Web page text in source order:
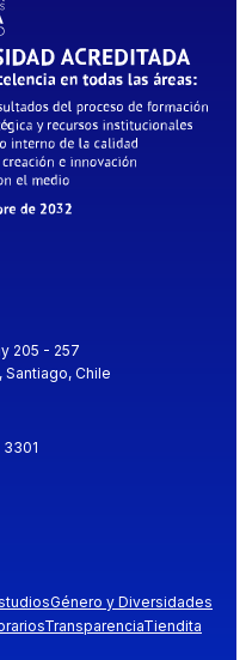
205 - 257
Chile
Género y Diversidades
TransparenciaTiendita